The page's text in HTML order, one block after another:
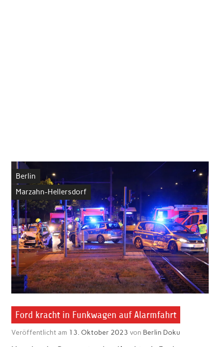
Berlin
Marzahn-Hellersdorf
Ford kracht in Funkwagen auf Alarmfahrt
Veröffentlicht am 13. Oktober 2023 von Berlin Doku